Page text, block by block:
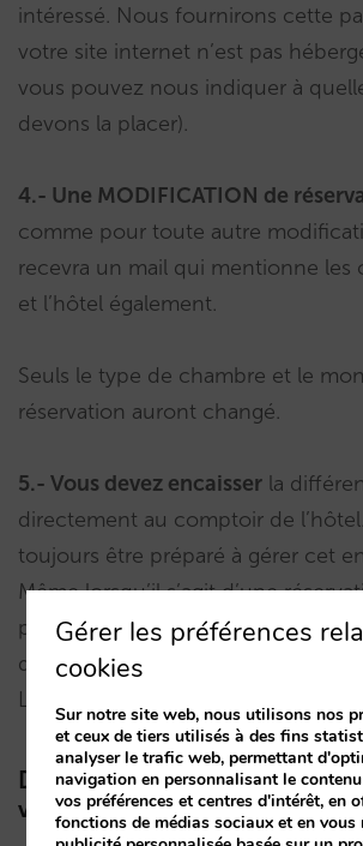
intéressé. Nous fournirons cette
votre site internet n’est pas
vous pouvez nous indiquer à
devons la placer).
4.- Une MODIFICATION de
comme pour toute autre
recevra un mail qui mentionne les
et l’hôtel également.
Seuls le type de chambre et le
réservation auront changé.
5.- Vous devez encaisser la
directement au comptoir de
toujours être préparé à gérer cet
Même lorsqu’il s’agit d’une
prépayée au moment où elle a été
différence doit être payée au
Le client en sera informé .
Devez-vous activer l’up-
votre cas concret ?
Gérer les préférences
cookies
Sur notre site web, nous utilisons nos
et ceux de tiers utilisés à des fins
analyser le trafic web, permettant
navigation en personnalisant le
vos préférences et centres d'intérêt, en
fonctions de médias sociaux et en